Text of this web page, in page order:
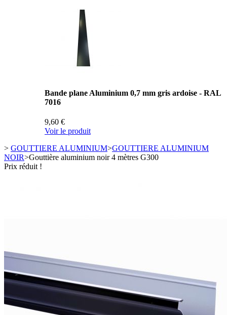
Bande plane Aluminium 0,7 mm gris ardoise - RAL
7016
9,60 €
Voir le produit
> GOUTTIERE ALUMINIUM>GOUTTIERE ALUMINIUM
NOIR>Gouttière aluminium noir 4 mètres G300
Prix réduit !